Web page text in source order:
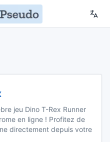
jeu Dino T-Rex Runner
en ligne ! Profitez de
directement depuis votre